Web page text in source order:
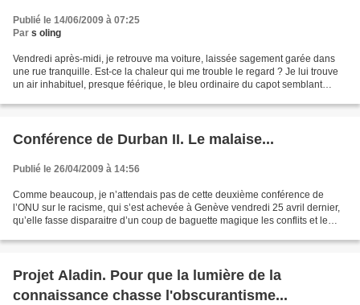
Publié le 14/06/2009 à 07:25
Par s oling
Vendredi après-midi, je retrouve ma voiture, laissée sagement garée dans
une rue tranquille. Est-ce la chaleur qui me trouble le regard ? Je lui trouve
un air inhabituel, presque féérique, le bleu ordinaire du capot semblant
Conférence de Durban II. Le malaise...
Publié le 26/04/2009 à 14:56
Comme beaucoup, je n’attendais pas de cette deuxième conférence de
l’ONU sur le racisme, qui s’est achevée à Genève vendredi 25 avril dernier,
qu’elle fasse disparaitre d’un coup de baguette magique les conflits et le
Projet Aladin. Pour que la lumière de la
connaissance chasse l'obscurantisme...